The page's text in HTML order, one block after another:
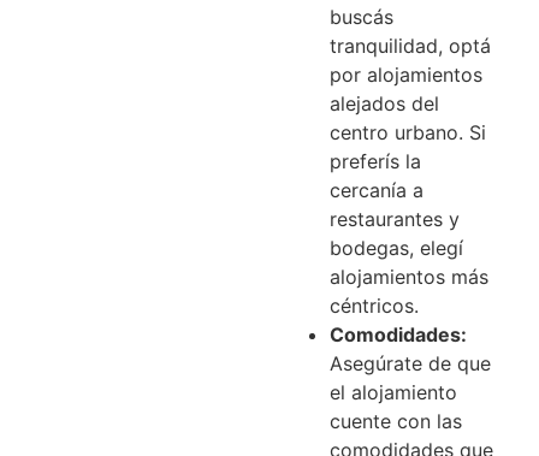
buscás
tranquilidad, optá
por alojamientos
alejados del
centro urbano. Si
preferís la
cercanía a
restaurantes y
bodegas, elegí
alojamientos más
céntricos.
Comodidades:
Asegúrate de que
el alojamiento
cuente con las
comodidades que